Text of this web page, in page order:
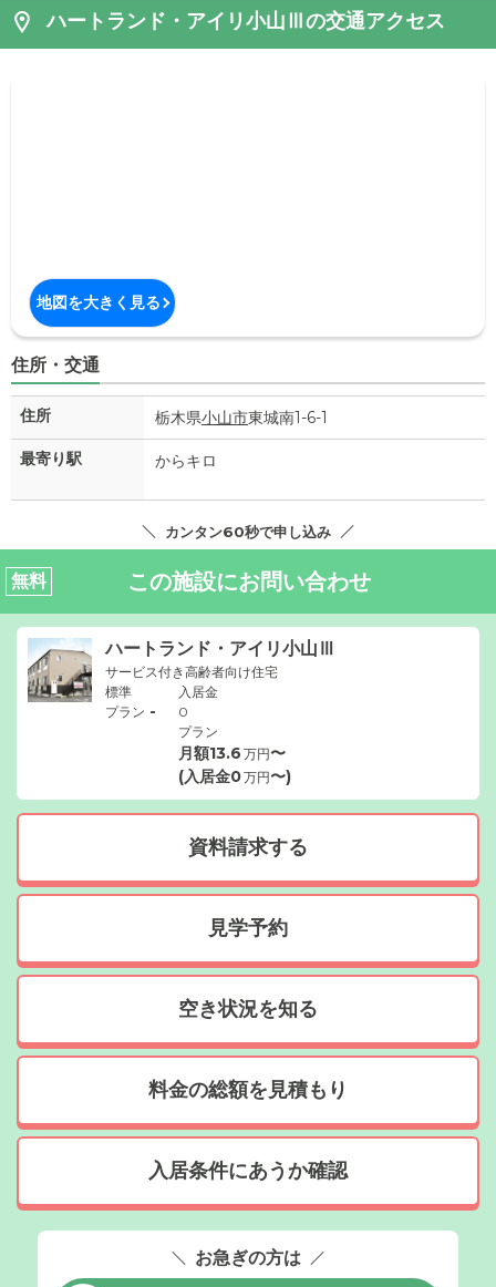
ハートランド・アイリ小山Ⅲの交通アクセス
地図を大きく見る
住所・交通
住所 栃木県小山市東城南1-6-1
最寄り駅 からキロ
カンタン60秒で申し込み
無料 この施設にお問い合わせ
ハートランド・アイリ小山Ⅲ
サービス付き高齢者向け住宅
標準
プラン -
入居金
0
プラン
月額13.6 万円〜
(入居金0万円〜)
資料請求する
見学予約
空き状況を知る
料金の総額を見積もり
入居条件にあうか確認
お急ぎの方は